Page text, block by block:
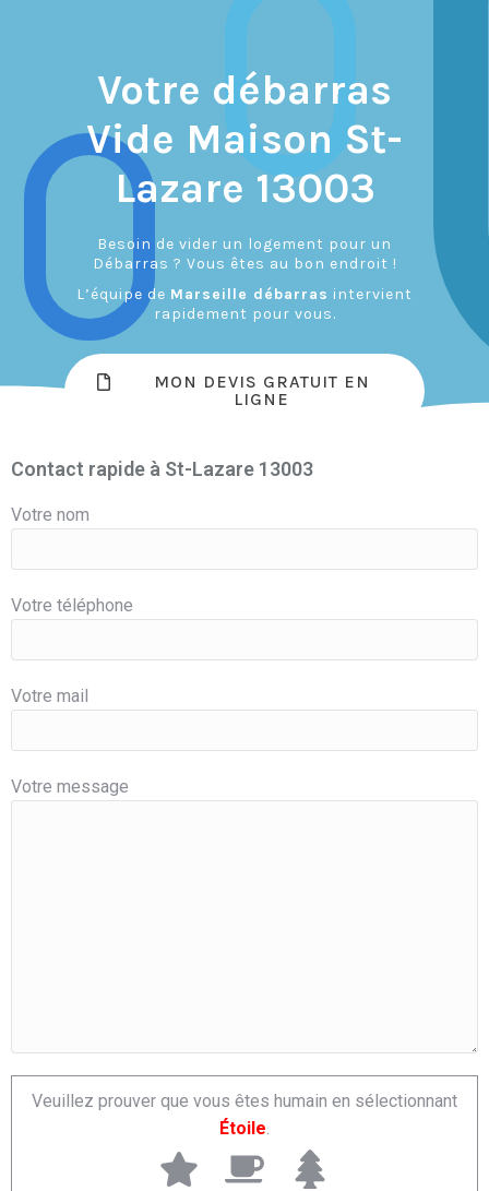
Votre débarras
Vide Maison St-
Lazare 13003
Besoin de vider un logement pour un
Débarras ? Vous êtes au bon endroit !
L’équipe de Marseille débarras intervient
rapidement pour vous.
MON DEVIS GRATUIT EN
LIGNE
Contact rapide à St-Lazare 13003
Votre nom
Votre téléphone
Votre mail
Votre message
Veuillez prouver que vous êtes humain en sélectionnant
Étoile.